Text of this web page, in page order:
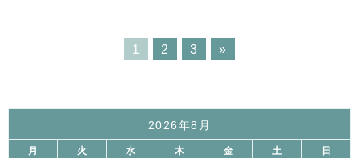
1 2 3 »
2026年8月
月 火 水 木 金 土 日